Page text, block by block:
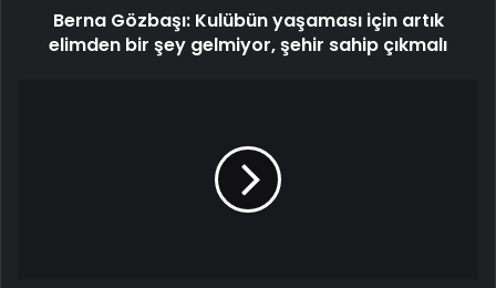
Berna Gözbaşı: Kulübün yaşaması için artık
elimden bir şey gelmiyor, şehir sahip çıkmalı